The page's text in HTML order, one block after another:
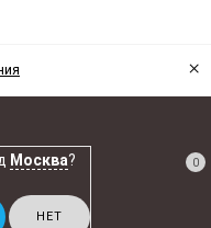
×
Москва? 0